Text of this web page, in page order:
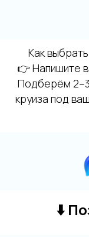
Как
👉 Напишите в
Подберём
круиза под
⬇️